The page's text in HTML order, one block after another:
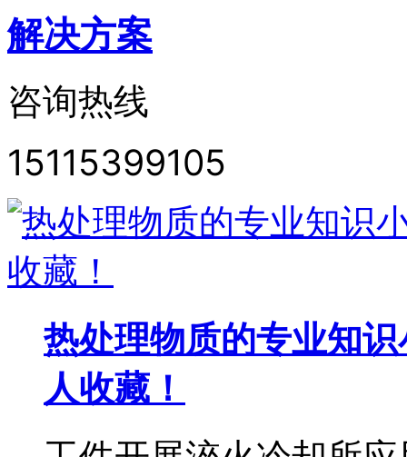
解决方案
咨询热线
15115399105
热处理物质的专业知
人收藏！